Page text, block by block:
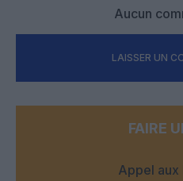
Aucun
LAISSER UN
FAIRE
Appel aux